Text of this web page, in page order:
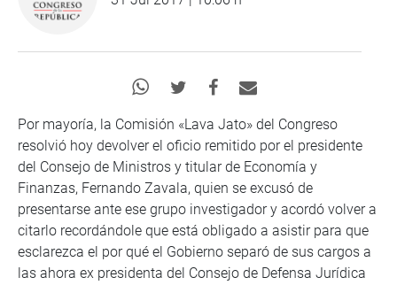
Por mayoría, la Comisión «Lava Jato» del Congreso
resolvió hoy devolver el oficio remitido por el presidente
del Consejo de Ministros y titular de Economía y
Finanzas, Fernando Zavala, quien se excusó de
presentarse ante ese grupo investigador y acordó volver a
citarlo recordándole que está obligado a asistir para que
esclarezca el por qué el Gobierno separó de sus cargos a
las ahora ex presidenta del Consejo de Defensa Jurídica